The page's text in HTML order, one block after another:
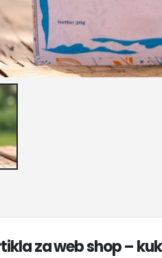
za web shop –